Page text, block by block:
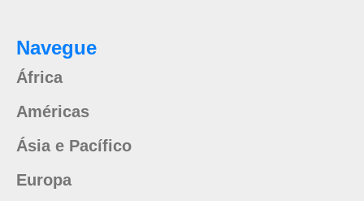
Navegue
África
Américas
Ásia e Pacífico
Europa